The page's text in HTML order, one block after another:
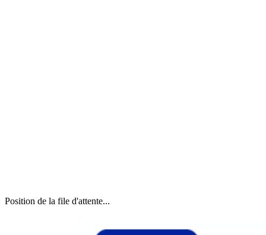
Position de la file d'attente...